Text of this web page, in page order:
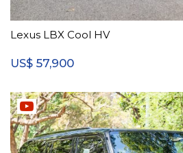
Lexus LBX Cool HV
US$ 57,900